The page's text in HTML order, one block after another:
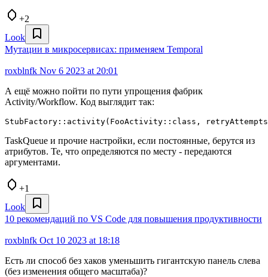
+2
Look
Мутации в микросервисах: применяем Temporal
roxblnfk Nov 6 2023 at 20:01
А ещё можно пойти по пути упрощения фабрик
Activity/Workflow. Код выглядит так:
StubFactory::activity(FooActivity::class,
TaskQueue и прочие настройки, если постоянные, берутся из
атрибутов. Те, что определяются по месту - передаются
аргументами.
+1
Look
10 рекомендаций по VS Code для повышения продуктивности
roxblnfk Oct 10 2023 at 18:18
Есть ли способ без хаков уменьшить гигантскую панель слева
(без изменения общего масштаба)?